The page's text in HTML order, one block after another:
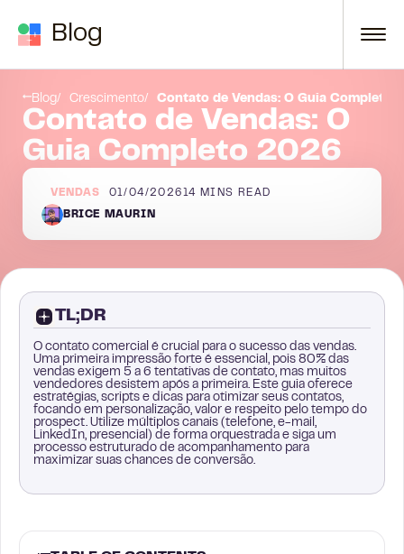
Blog
Blog Crescimento Contato de Vendas: O Guia Completo
Contato de Vendas: O
Guia Completo 2026
VENDAS 01/04/2026 14 MINS READ
BRICE MAURIN
TL;DR
O contato comercial é crucial para o sucesso das vendas.
Uma primeira impressão forte é essencial, pois 80% das
vendas exigem 5 a 6 tentativas de contato, mas muitos
vendedores desistem após a primeira. Este guia oferece
estratégias, scripts e dicas para otimizar seus contatos,
focando em personalização, valor e respeito pelo tempo do
prospect. Utilize múltiplos canais (telefone, e-mail,
LinkedIn, presencial) de forma orquestrada e siga um
processo estruturado de acompanhamento para
maximizar suas chances de conversão.
O que é contato de vendas?